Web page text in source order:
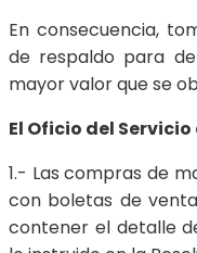
En consecuencia,
de respaldo para
mayor valor que se
El Oficio del
1.- Las compras de
con boletas de
contener el detalle